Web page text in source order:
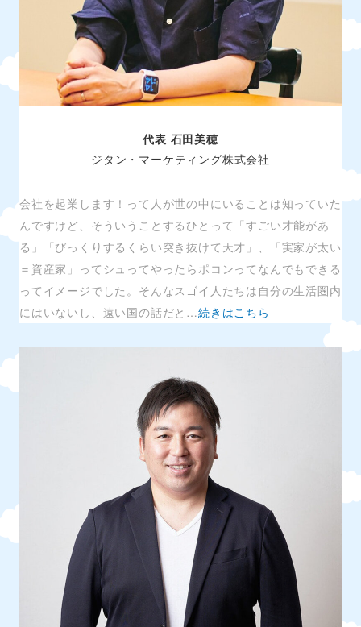
代表 石田美穂
ジタン・マーケティング株式会社
会社を起業します！って人が世の中にいることは知っていた
んですけど、そういうことするひとって「すごい才能があ
る」「びっくりするくらい突き抜けて天才」、「実家が太い
＝資産家」ってシュってやったらポコンってなんでもできる
ってイメージでした。そんなスゴイ人たちは自分の生活圏内
にはいないし、遠い国の話だと…続きはこちら